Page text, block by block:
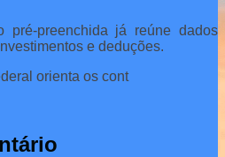
pré-preenchida já reúne dados
e deduções.
orienta os cont